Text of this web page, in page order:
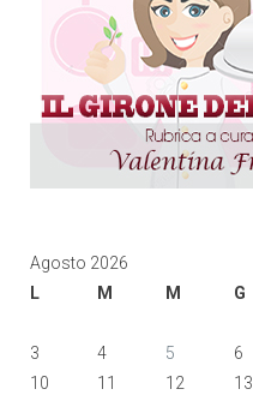
Agosto 2026
L
M M G
3
4 5 6
10
11 12 13